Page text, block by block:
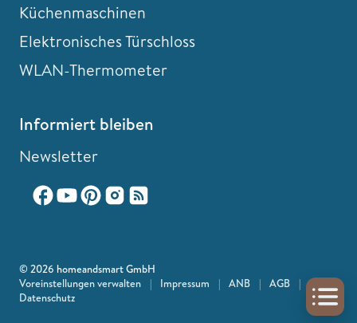
Küchenmaschinen
Elektronisches Türschloss
WLAN-Thermometer
Informiert bleiben
Newsletter
© 2026 homeandsmart GmbH
Voreinstellungen verwalten
| Impressum | ANB | AGB
|
Datenschutz